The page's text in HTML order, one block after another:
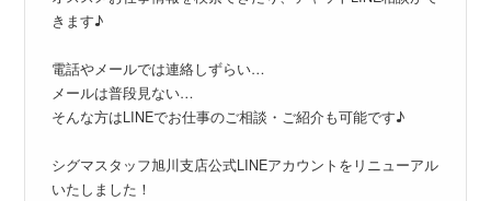
きます♪
電話やメールでは連絡しずらい…
メールは普段見ない…
そんな方はLINEでお仕事のご相談・ご紹介も可能です♪
シグマスタッフ旭川支店公式LINEアカウントをリニューアル
いたしました！